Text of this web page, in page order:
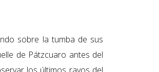
sobre la tumba de sus
de Pátzcuaro antes del